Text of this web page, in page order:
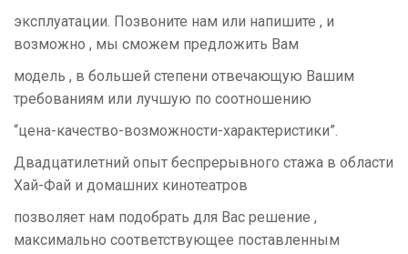
эксплуатации. Позвоните нам или напишите , и
возможно , мы сможем предложить Вам
модель , в большей степени отвечающую Вашим
требованиям или лучшую по соотношению
“цена-качество-возможности-характеристики”.
Двадцатилетний опыт беспрерывного стажа в области
Хай-Фай и домашних кинотеатров
позволяет нам подобрать для Вас решение ,
максимально соответствующее поставленным